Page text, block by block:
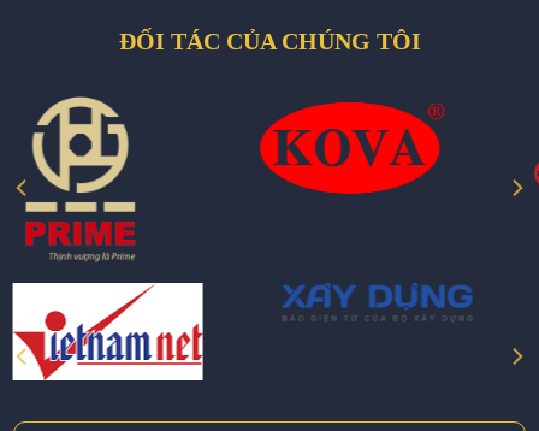
ĐỐI TÁC CỦA CHÚNG TÔI